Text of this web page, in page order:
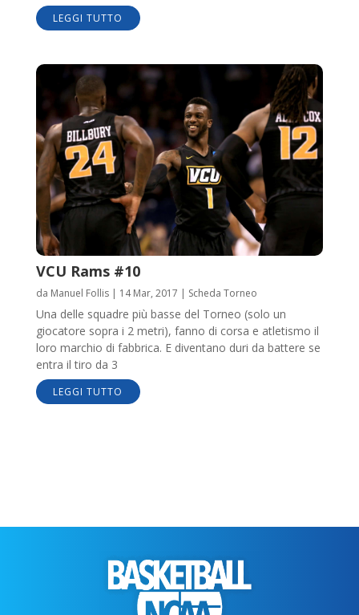
LEGGI TUTTO
VCU Rams #10
da Manuel Follis| 14 Mar, 2017 | Scheda Torneo
Una delle squadre più basse del Torneo (solo un
giocatore sopra i 2 metri), fanno di corsa e atletismo il
loro marchio di fabbrica. E diventano duri da battere se
entra il tiro da 3
LEGGI TUTTO